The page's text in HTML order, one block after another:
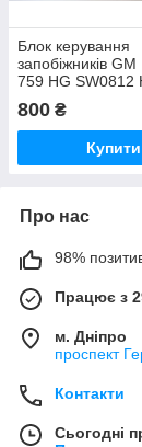
Блок керування
запобіжників
759 HG SW0812
800 ₴
Купити
Про нас
98%
Працює з
м. Дніпро
проспект
Контакти
Сьогодні